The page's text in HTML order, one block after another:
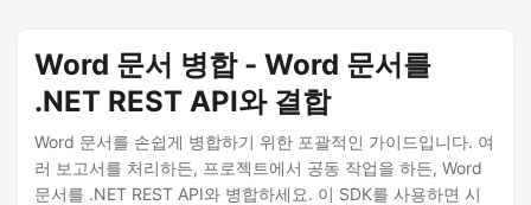
Word 문서 병합 - Word 문서를
.NET REST API와 결합
Word 문서를 손쉽게 병합하기 위한 포괄적인 가이드입니다. 여
러 보고서를 처리하든, 프로젝트에서 공동 작업을 하든, Word
문서를 .NET REST API와 병합하세요. 이 SDK를 사용하면 시